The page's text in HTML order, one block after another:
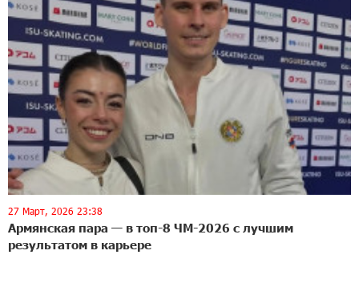
27 Март, 2026 23:38
Армянская пара — в топ-8 ЧМ-2026 с лучшим
результатом в карьере